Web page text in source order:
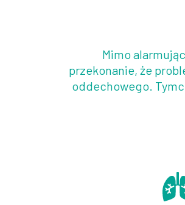
Mimo
przekonanie, że
oddechowego.